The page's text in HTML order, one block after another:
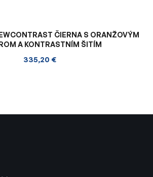
ČIERNA S ORANŽOVÝM
A KONTRASTNÍM ŠITÍM
335,20 €